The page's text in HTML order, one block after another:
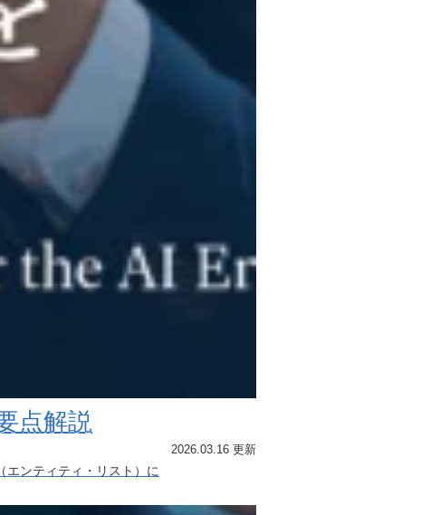
点解説
2026.03.16 更新
エンティティ・リスト）に